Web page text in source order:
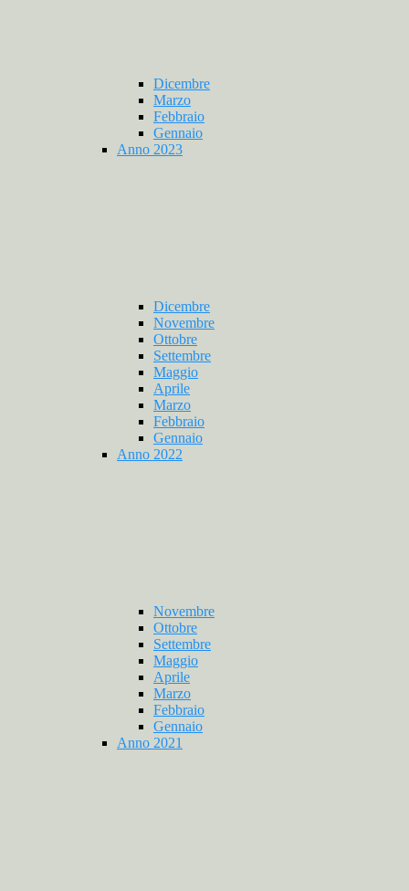
Dicembre
Marzo
Febbraio
Gennaio
Anno 2023
Dicembre
Novembre
Ottobre
Settembre
Maggio
Aprile
Marzo
Febbraio
Gennaio
Anno 2022
Novembre
Ottobre
Settembre
Maggio
Aprile
Marzo
Febbraio
Gennaio
Anno 2021